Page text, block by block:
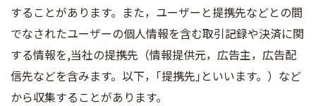
することがあります。また，ユーザーと提携先などとの間
でなされたユーザーの個人情報を含む取引記録や決済に関
する情報を,当社の提携先（情報提供元，広告主，広告配
信先などを含みます。以下，｢提携先｣といいます。）など
から収集することがあります。